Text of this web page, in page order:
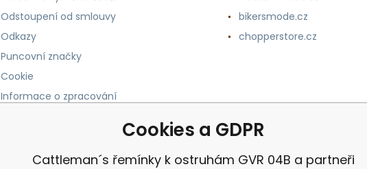
Odstoupení od smlouvy
Odkazy
Puncovní značky
Cookie
Informace o zpracování
bikersmode.cz
chopperstore.cz
Cookies a GDPR
Cattleman´s řemínky k ostruhám GVR 04B a partneři